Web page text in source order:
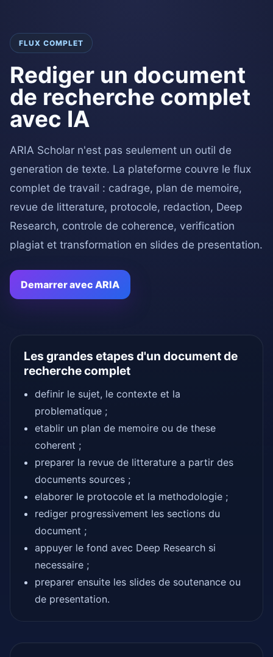
FLUX COMPLET
Rediger un document
de recherche complet
avec IA
ARIA Scholar n'est pas seulement un outil de
generation de texte. La plateforme couvre le flux
complet de travail : cadrage, plan de memoire,
revue de litterature, protocole, redaction, Deep
Research, controle de coherence, verification
plagiat et transformation en slides de presentation.
Demarrer avec ARIA
Les grandes etapes d'un document de
recherche complet
definir le sujet, le contexte et la
problematique ;
etablir un plan de memoire ou de these
coherent ;
preparer la revue de litterature a partir des
documents sources ;
elaborer le protocole et la methodologie ;
rediger progressivement les sections du
document ;
appuyer le fond avec Deep Research si
necessaire ;
preparer ensuite les slides de soutenance ou
de presentation.